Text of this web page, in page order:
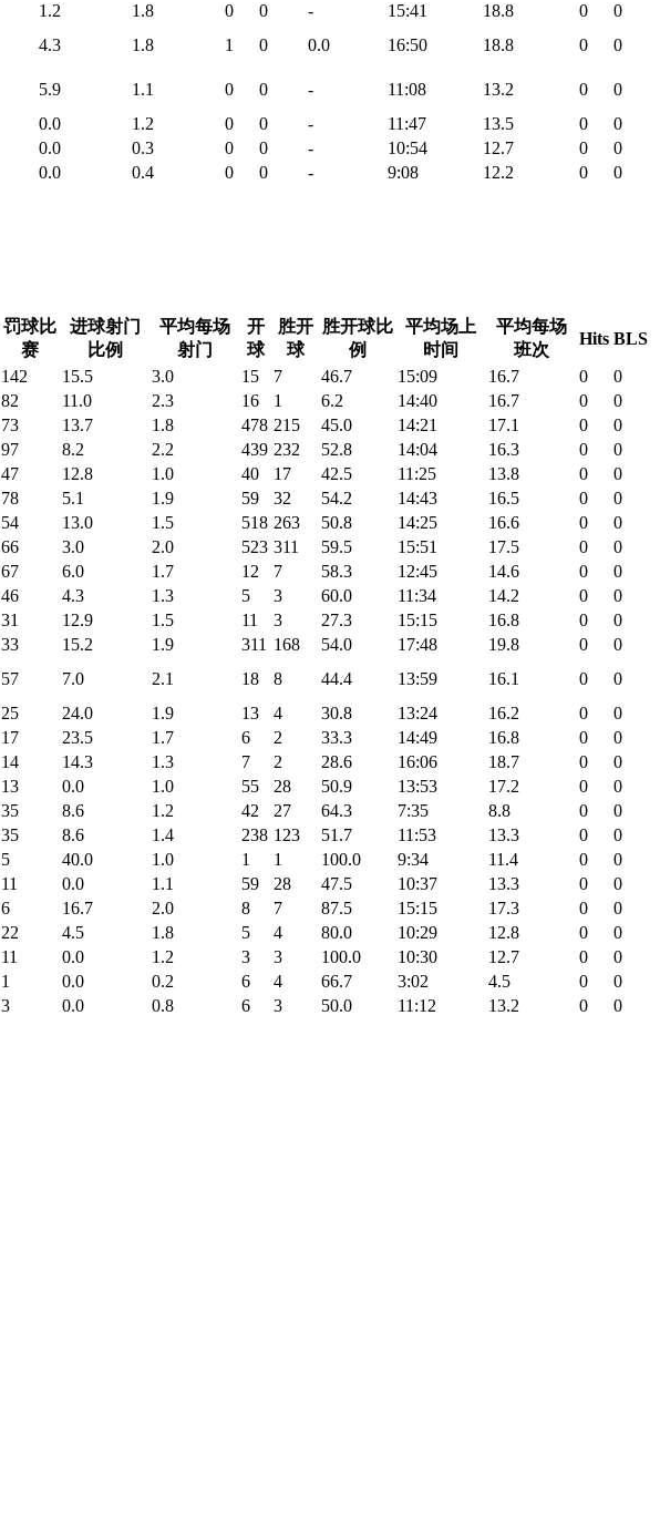
1.2 1.8 0 0 - 15:41 18.8 0
0
4.3 1.8 1 0 0.0 16:50 18.8 0
0
5.9 1.1 0 0 - 11:08 13.2 0
0
0.0 1.2 0 0 - 11:47 13.5 0
0
0.0 0.3 0 0 - 10:54 12.7 0
0
0.0 0.4 0 0 - 9:08 12.2 0
0
罚球比
赛
进球射门
比例
平均每场
射门
开
球
胜开
球
胜开球比
例
平均场上
时间
平均每场
班次
Hits BLS
142 15.5 3.0 15 7 46.7 15:09 16.7 0
0
82 11.0 2.3 16 1 6.2 14:40 16.7 0
0
73 13.7 1.8 478 215 45.0 14:21 17.1 0
0
97 8.2 2.2 439 232 52.8 14:04 16.3 0
0
47 12.8 1.0 40 17 42.5 11:25 13.8 0
0
78 5.1 1.9 59 32 54.2 14:43 16.5 0
0
54 13.0 1.5 518 263 50.8 14:25 16.6 0
0
66 3.0 2.0 523 311 59.5 15:51 17.5 0
0
67 6.0 1.7 12 7 58.3 12:45 14.6 0
0
46 4.3 1.3 5 3 60.0 11:34 14.2 0
0
31 12.9 1.5 11 3 27.3 15:15 16.8 0
0
33 15.2 1.9 311 168 54.0 17:48 19.8 0
0
57 7.0 2.1 18 8 44.4 13:59 16.1 0
0
25 24.0 1.9 13 4 30.8 13:24 16.2 0
0
17 23.5 1.7 6 2 33.3 14:49 16.8 0
0
14 14.3 1.3 7 2 28.6 16:06 18.7 0
0
13 0.0 1.0 55 28 50.9 13:53 17.2 0
0
35 8.6 1.2 42 27 64.3 7:35 8.8 0
0
35 8.6 1.4 238 123 51.7 11:53 13.3 0
0
5 40.0 1.0 1 1 100.0 9:34 11.4 0
0
11 0.0 1.1 59 28 47.5 10:37 13.3 0
0
6 16.7 2.0 8 7 87.5 15:15 17.3 0
0
22 4.5 1.8 5 4 80.0 10:29 12.8 0
0
11 0.0 1.2 3 3 100.0 10:30 12.7 0
0
1 0.0 0.2 6 4 66.7 3:02 4.5 0
0
3 0.0 0.8 6 3 50.0 11:12 13.2 0
0